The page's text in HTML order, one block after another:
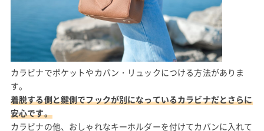
カラビナでポケットやカバン・リュックにつける方法がありま
す。
着脱する側と鍵側でフックが別になっているカラビナだとさらに
安心です。
カラビナの他、おしゃれなキーホルダーを付けてカバンに入れて